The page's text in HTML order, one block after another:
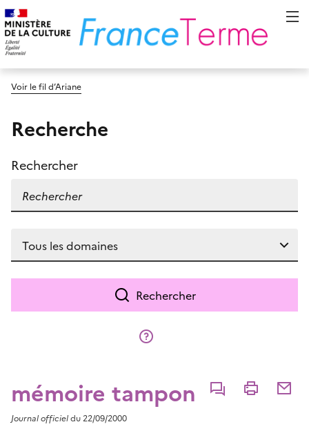
Voir le fil d’Ariane
Recherche
Rechercher
Rechercher
mémoire tampon CommenterImprimer
Journal officieldu 22/09/2000